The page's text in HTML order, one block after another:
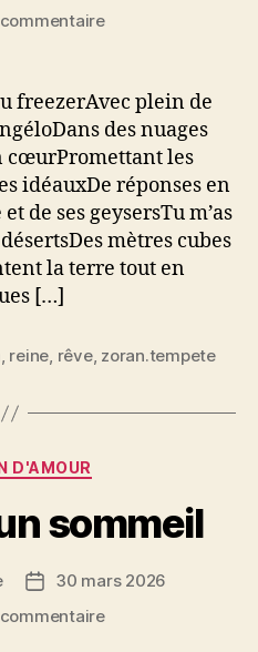
sur
freezerAvec plein de
des nuages
cœurPromettant les
idéauxDe réponses en
de ses geysersTu m’as
mètres cubes
la terre tout en
[…]
, reine, rêve, zoran.tempete
Catégories
D'AMOUR
sommeil
Date30 mars 2026
sur